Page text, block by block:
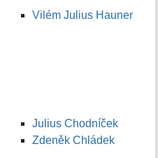
Vilém Julius Hauner
Julius Chodníček
Zdeněk Chládek